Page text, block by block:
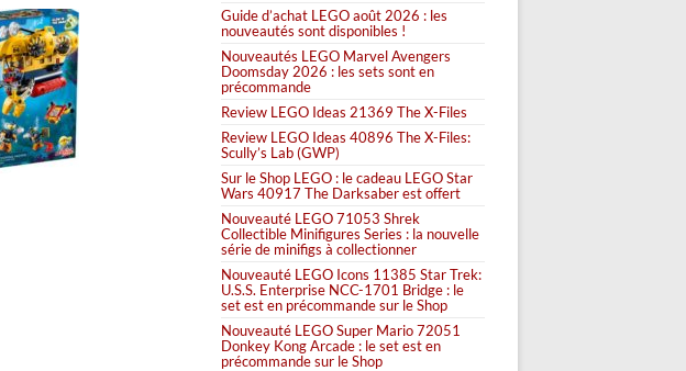
Guide d’achat LEGO août 2026 : les
nouveautés sont disponibles !
Nouveautés LEGO Marvel Avengers
Doomsday 2026 : les sets sont en
précommande
Review LEGO Ideas 21369 The X-Files
Review LEGO Ideas 40896 The X-Files:
Scully’s Lab (GWP)
Sur le Shop LEGO : le cadeau LEGO Star
Wars 40917 The Darksaber est offert
Nouveauté LEGO 71053 Shrek
Collectible Minifigures Series : la nouvelle
série de minifigs à collectionner
Nouveauté LEGO Icons 11385 Star Trek:
U.S.S. Enterprise NCC-1701 Bridge : le
set est en précommande sur le Shop
Nouveauté LEGO Super Mario 72051
Donkey Kong Arcade : le set est en
précommande sur le Shop